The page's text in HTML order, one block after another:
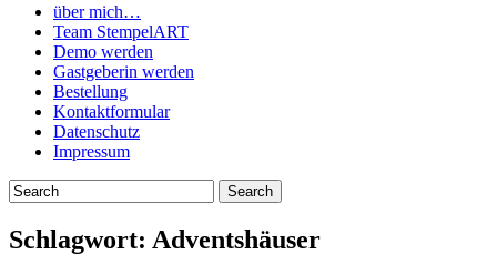
über mich…
Team StempelART
Demo werden
Gastgeberin werden
Bestellung
Kontaktformular
Datenschutz
Impressum
Schlagwort: Adventshäuser